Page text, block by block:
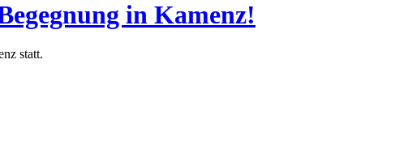
in Kamenz!
statt.